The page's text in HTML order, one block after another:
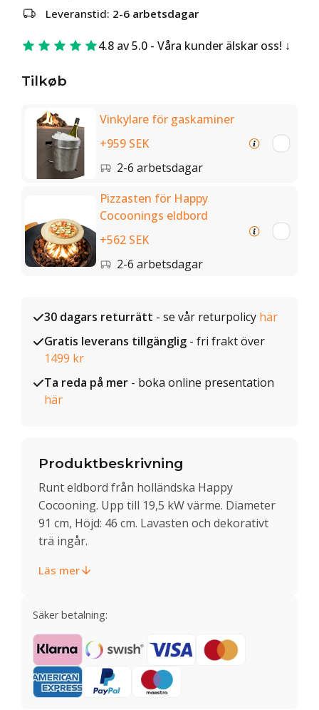
Leveranstid: 2-6 arbetsdagar
4.8 av 5.0 - Våra kunder älskar oss!
Tilkøb
Vinkylare för gaskaminer
+959 SEK
2-6 arbetsdagar
Pizzasten för Happy
Cocoonings eldbord
+562 SEK
2-6 arbetsdagar
30 dagars returrätt - se vår returpolicy här
Gratis leverans tillgänglig - fri frakt över
1499 kr
Ta reda på mer - boka online presentation
här
Produktbeskrivning
Runt eldbord från holländska Happy
Cocooning. Upp till 19,5 kW värme. Diameter
91 cm, Höjd: 46 cm. Lavasten och dekorativt
trä ingår.
Läs mer
Säker betalning: